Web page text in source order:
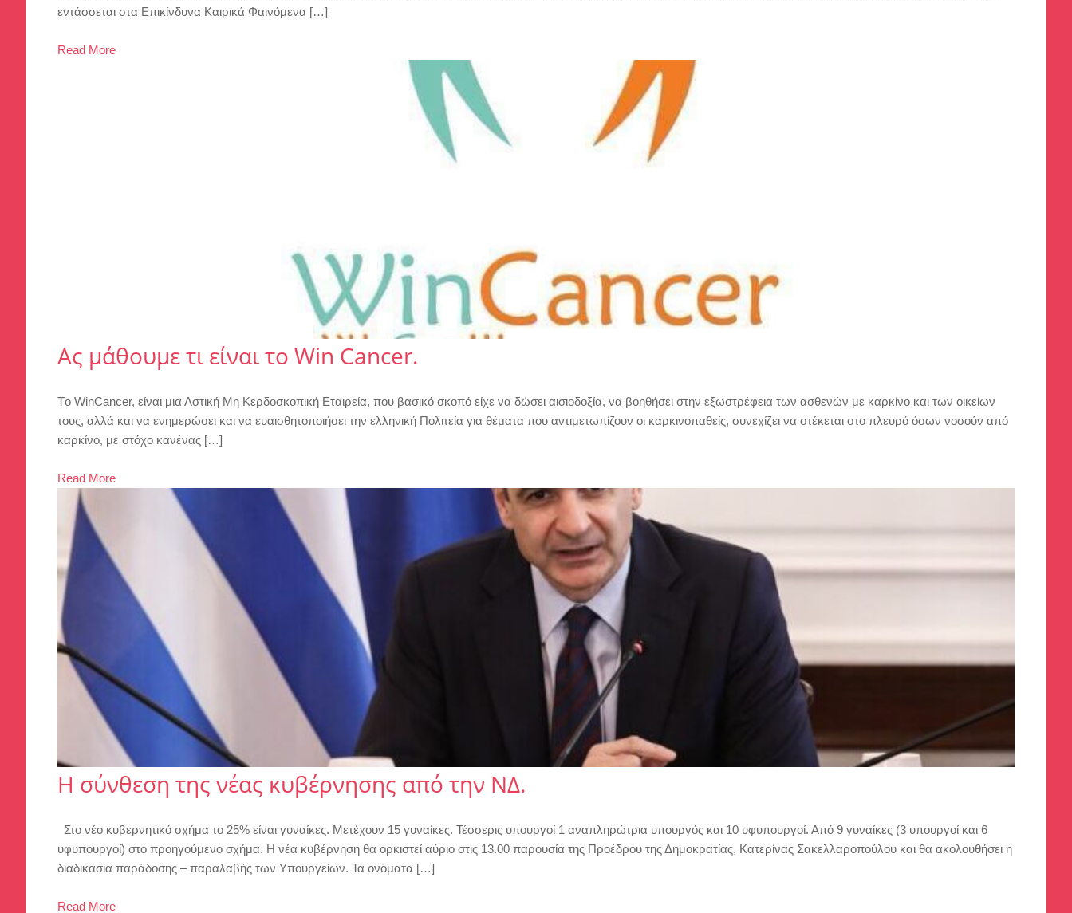
εντάσσεται στα Επικίνδυνα Καιρικά Φαινόμενα […]
Read More
Ας μάθουμε τι είναι το Win Cancer.
Τo WinCancer, είναι μια Αστική Μη Κερδοσκοπική Εταιρεία, που βασικό σκοπό είχε να δώσει αισιοδοξία, να βοηθήσει στην εξωστρέφεια των ασθενών με καρκίνο και των οικείων
τους, αλλά και να ενημερώσει και να ευαισθητοποιήσει την ελληνική Πολιτεία για θέματα που αντιμετωπίζουν οι καρκινοπαθείς, συνεχίζει να στέκεται στο πλευρό όσων νοσούν από
καρκίνο, με στόχο κανένας […]
Read More
Η σύνθεση της νέας κυβέρνησης από την ΝΔ.
Στο νέο κυβερνητικό σχήμα το 25% είναι γυναίκες. Μετέχουν 15 γυναίκες. Τέσσερις υπουργοί 1 αναπληρώτρια υπουργός και 10 υφυπουργοί. Από 9 γυναίκες (3 υπουργοί και 6
υφυπουργοί) στο προηγούμενο σχήμα. Η νέα κυβέρνηση θα ορκιστεί αύριο στις 13.00 παρουσία της Προέδρου της Δημοκρατίας, Κατερίνας Σακελλαροπούλου και θα ακολουθήσει η
διαδικασία παράδοσης – παραλαβής των Υπουργείων. Τα ονόματα […]
Read More